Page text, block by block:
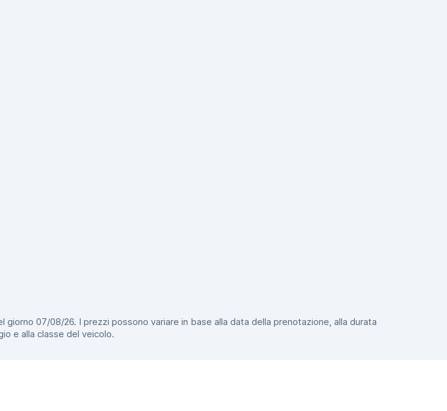
07/08/26. I prezzi possono variare in base alla data della prenotazione, alla durata
e alla classe del veicolo.